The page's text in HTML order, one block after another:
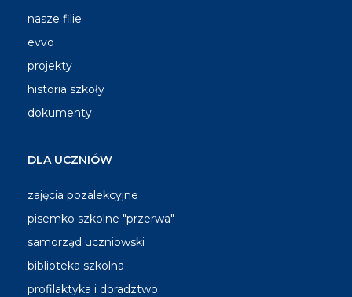
nasze filie
evvo
projekty
historia szkoły
dokumenty
DLA UCZNIÓW
zajęcia pozalekcyjne
pisemko szkolne "przerwa"
samorząd uczniowski
biblioteka szkolna
profilaktyka i doradztwo